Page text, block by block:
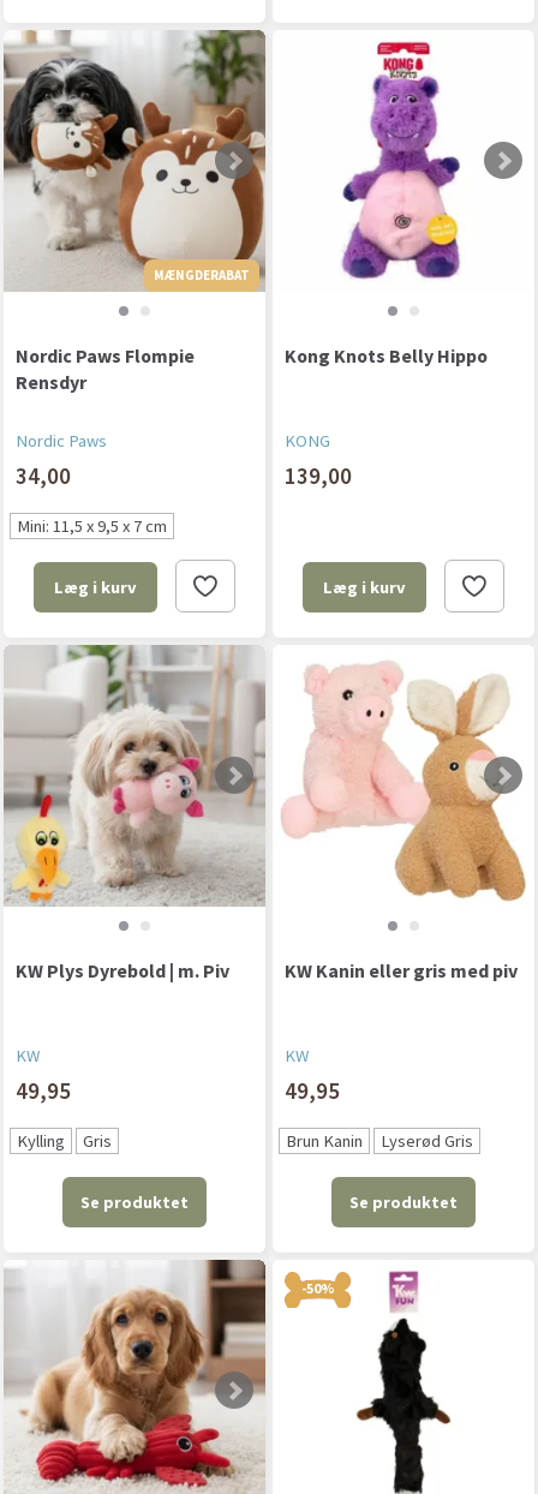
MÆNGDERABAT MÆNGDERABAT
Nordic Paws Flompie
Rensdyr
Nordic Paws
34,00
Mini: 11,5 x 9,5 x 7 cm
Læg i kurv
Kong Knots Belly Hippo
KONG
139,00
Læg i kurv
KW Plys Dyrebold | m. Piv
KW
49,95
Kylling Gris
Se produktet
KW Kanin eller gris med piv
KW
49,95
Brun Kanin Lyserød Gris
Se produktet
-50%